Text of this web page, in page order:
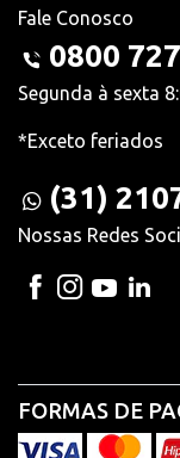
Fale Conosco
0800
Segunda à sexta
*Exceto feriados
(31)
Nossas Redes
FORMAS DE